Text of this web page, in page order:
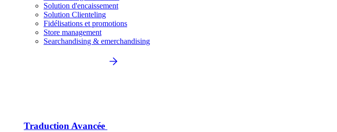
Solution d'encaissement
Solution Clienteling
Fidélisations et promotions
Store management
Searchandising & emerchandising
Traduction Avancée